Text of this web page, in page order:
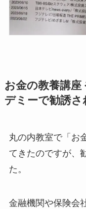
お金の教養講
デミーで勧誘さ
丸の内教室で「お
てきたのですが、
た。
金融機関や保険会